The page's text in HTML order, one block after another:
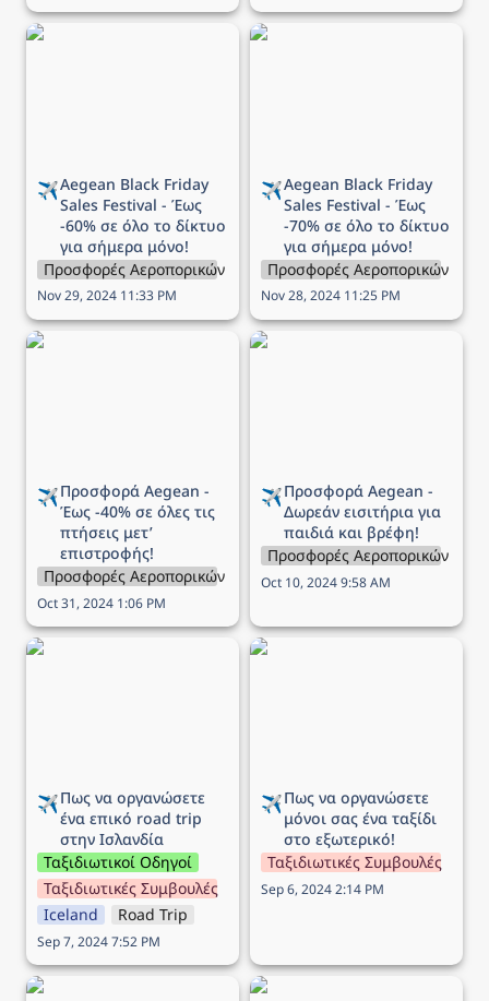
Aegean Black Friday Sales
✈️Aegean Black Friday
Sales Festival - Έως
-60% σε όλο το δίκτυο
για σήμερα μόνο!
Προσφορές Αεροπορικών Εταιρειών
Nov 29, 2024 11:33 PM
Aegean Black Friday Sales
✈️Aegean Black Friday
Sales Festival - Έως
-70% σε όλο το δίκτυο
για σήμερα μόνο!
Προσφορές Αεροπορικών
Nov 28, 2024 11:25 PM
Προσφορά Aegean - Έως
✈️
Έως -40% σε όλες τις
πτήσεις μετ’
επιστροφής!
Προσφορές Αεροπορικών Εταιρειών
Oct 31, 2024 1:06 PM
Προσφορά Aegean -
✈️
Δωρεάν εισιτήρια για
παιδιά και βρέφη!
Προσφορές Αεροπορικών
Oct 10, 2024 9:58 AM
Πως να οργανώσετε ένα
✈️Πως να οργανώσετε
ένα επικό road trip
στην Ισλανδία
Ταξιδιωτικοί Οδηγοί
Ταξιδιωτικές Συμβουλές
Iceland
Road Trip
Sep 7, 2024 7:52 PM
Πως να οργανώσετε
✈️Πως να οργανώσετε
μόνοι σας ένα ταξίδι
στο εξωτερικό!
Ταξιδιωτικές Συμβουλές
Sep 6, 2024 2:14 PM
Προσφορά Aegean:
Προσφορά Aegean: